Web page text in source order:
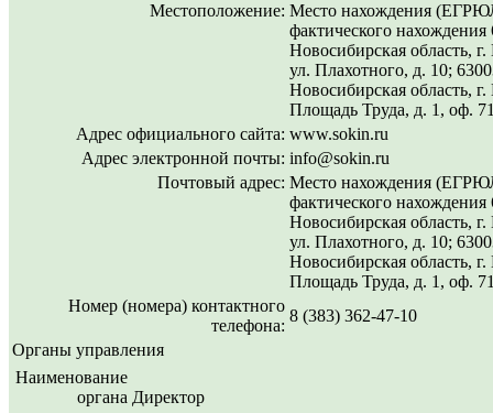
Местоположение: Место нахождения
фактического нахождения
Новосибирская область,
ул. Плахотного, д. 10;
Новосибирская область,
Площадь Труда, д. 1, оф.
Адрес официального сайта: www.sokin.ru
Адрес электронной почты: info@sokin.ru
Почтовый адрес: Место нахождения
фактического нахождения
Новосибирская область,
ул. Плахотного, д. 10;
Новосибирская область,
Площадь Труда, д. 1, оф.
Номер (номера) контактного
телефона:
8 (383) 362-47-10
Органы управления
Наименование
органа Директор